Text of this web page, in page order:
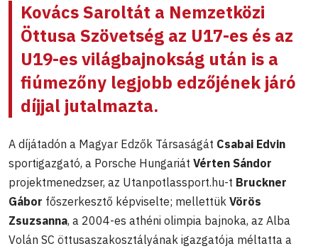
Kovács Saroltát a Nemzetközi
Öttusa Szövetség az U17-es és az
U19-es világbajnokság után is a
fiúmezőny legjobb edzőjének járó
díjjal jutalmazta.
A díjátadón a Magyar Edzők Társaságát Csabai Edvin
sportigazgató, a Porsche Hungariát Vérten Sándor
projektmenedzser, az Utanpotlassport.hu-t Bruckner
Gábor főszerkesztő képviselte; mellettük Vörös
Zsuzsanna, a 2004-es athéni olimpia bajnoka, az Alba
Volán SC öttusaszakosztályának igazgatója méltatta a